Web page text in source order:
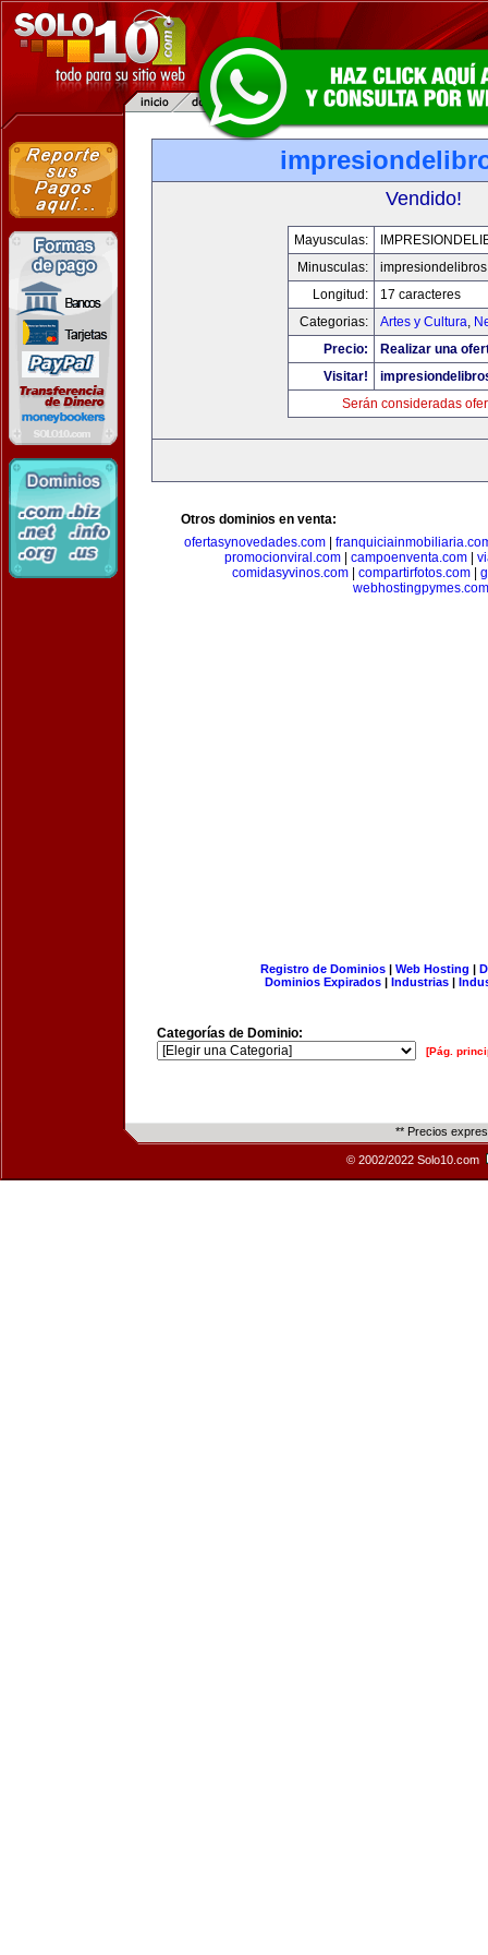
Vendido!
Mayusculas:
Minusculas:
Longitud:
17 caracteres
Categorias:
Artes y Cultura,
Precio:
Realizar una
Visitar!
Serán consideradas
Otros dominios en venta:
ofertasynovedades.com|
promocionviral.com
campoenventa.com
comidasyvinos.com| compartirfotos.com|
webhostingpymes.com
Registro de Dominios| Web Hosting |
Dominios Expirados | Industrias |
Categorías de Dominio:
[Pág.
** Precios
© 2002/2022 Solo10.com